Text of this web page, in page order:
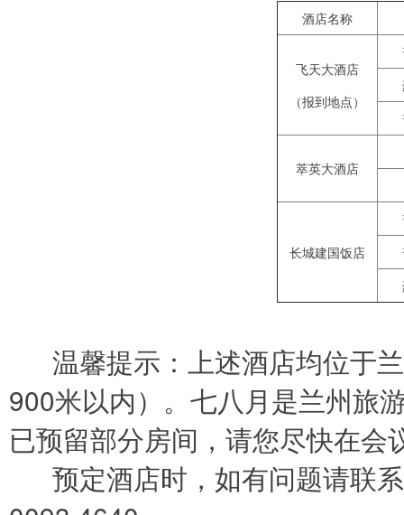
酒店名称
飞天大酒店
（报到地点）
萃英大酒店
长城建国饭店
温馨提示：上述酒店均位于
900米以内）。七八月是兰州旅
已预留部分房间，请您尽快在会
预定酒店时，如有问题请联